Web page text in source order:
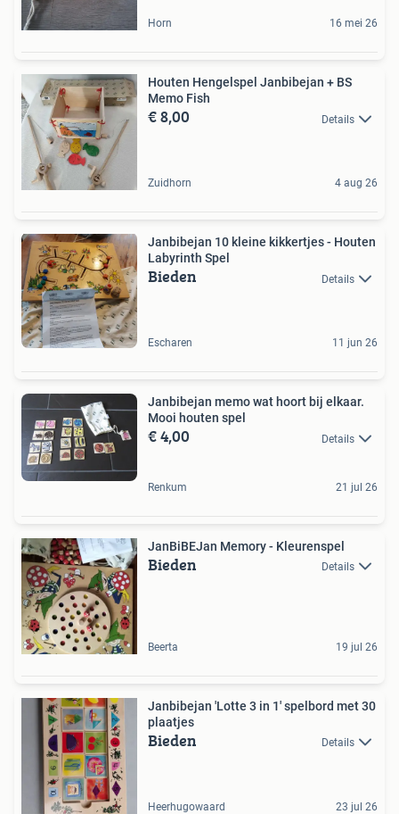
Horn 16 mei 26
Houten Hengelspel Janbibejan + BS
Memo Fish
€ 8,00 Details
Zuidhorn 4 aug 26
Janbibejan 10 kleine kikkertjes - Houten
Labyrinth Spel
Bieden Details
Escharen 11 jun 26
Janbibejan memo wat hoort bij elkaar.
Mooi houten spel
€ 4,00 Details
Renkum 21 jul 26
JanBiBEJan Memory - Kleurenspel
Bieden Details
Beerta 19 jul 26
Janbibejan 'Lotte 3 in 1' spelbord met 30
plaatjes
Bieden Details
Heerhugowaard 23 jul 26